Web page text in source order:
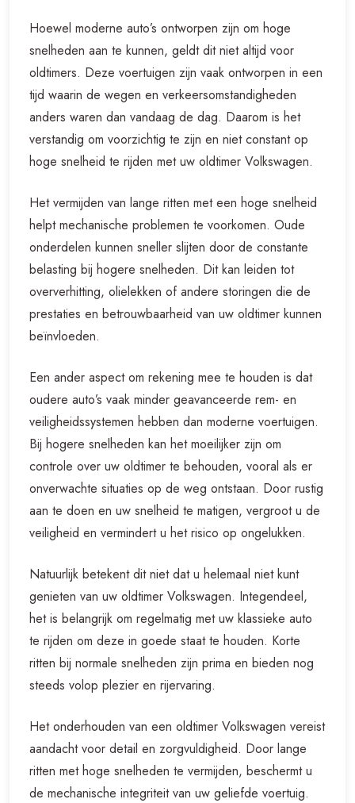
Hoewel moderne auto’s ontworpen zijn om hoge
snelheden aan te kunnen, geldt dit niet altijd voor
oldtimers. Deze voertuigen zijn vaak ontworpen in een
tijd waarin de wegen en verkeersomstandigheden
anders waren dan vandaag de dag. Daarom is het
verstandig om voorzichtig te zijn en niet constant op
hoge snelheid te rijden met uw oldtimer Volkswagen.
Het vermijden van lange ritten met een hoge snelheid
helpt mechanische problemen te voorkomen. Oude
onderdelen kunnen sneller slijten door de constante
belasting bij hogere snelheden. Dit kan leiden tot
oververhitting, olielekken of andere storingen die de
prestaties en betrouwbaarheid van uw oldtimer kunnen
beïnvloeden.
Een ander aspect om rekening mee te houden is dat
oudere auto’s vaak minder geavanceerde rem- en
veiligheidssystemen hebben dan moderne voertuigen.
Bij hogere snelheden kan het moeilijker zijn om
controle over uw oldtimer te behouden, vooral als er
onverwachte situaties op de weg ontstaan. Door rustig
aan te doen en uw snelheid te matigen, vergroot u de
veiligheid en vermindert u het risico op ongelukken.
Natuurlijk betekent dit niet dat u helemaal niet kunt
genieten van uw oldtimer Volkswagen. Integendeel,
het is belangrijk om regelmatig met uw klassieke auto
te rijden om deze in goede staat te houden. Korte
ritten bij normale snelheden zijn prima en bieden nog
steeds volop plezier en rijervaring.
Het onderhouden van een oldtimer Volkswagen vereist
aandacht voor detail en zorgvuldigheid. Door lange
ritten met hoge snelheden te vermijden, beschermt u
de mechanische integriteit van uw geliefde voertuig.